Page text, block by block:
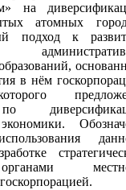
на
атомных
подход к
в нём